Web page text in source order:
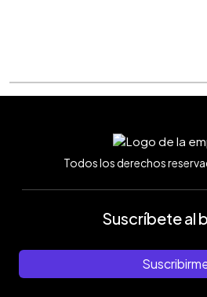
Todos los derechos
Suscríbete al